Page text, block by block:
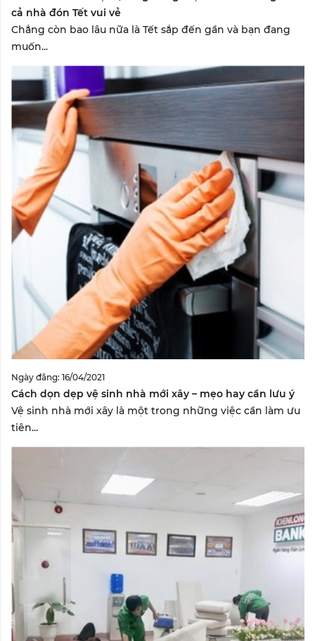
cả nhà đón Tết vui vẻ
Chẳng còn bao lâu nữa là Tết sắp đến gần và bạn đang
muốn...
Ngày đăng: 16/04/2021
Cách dọn dẹp vệ sinh nhà mới xây – mẹo hay cần lưu ý
Vệ sinh nhà mới xây là một trong những việc cần làm ưu
tiên...